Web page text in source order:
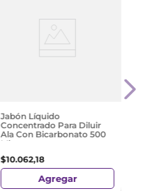
Jabón Líquido
Concentrado Para Diluir
Ala Con Bicarbonato 500
Ml
$10.062,18
Agregar
Skip